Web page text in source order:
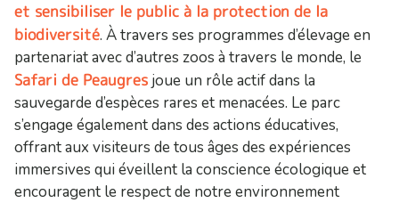
et sensibiliser le public à la protection de la
biodiversité. À travers ses programmes d’élevage en
partenariat avec d’autres zoos à travers le monde, le
Safari de Peaugres joue un rôle actif dans la
sauvegarde d’espèces rares et menacées. Le parc
s’engage également dans des actions éducatives,
offrant aux visiteurs de tous âges des expériences
immersives qui éveillent la conscience écologique et
encouragent le respect de notre environnement